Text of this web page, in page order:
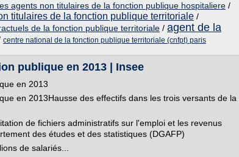
agents non titulaires de la fonction publique hospitaliere /
titulaires de la fonction publique territoriale /
de la fonction publique territoriale / agent de la
centre national de la fonction publique territoriale (cnfpt) paris
publique en 2013 | Insee
en 2013
en 2013Hausse des effectifs dans les trois versants de la
de fichiers administratifs sur l'emploi et les revenus
des études et des statistiques (DGAFP)
de salariés...